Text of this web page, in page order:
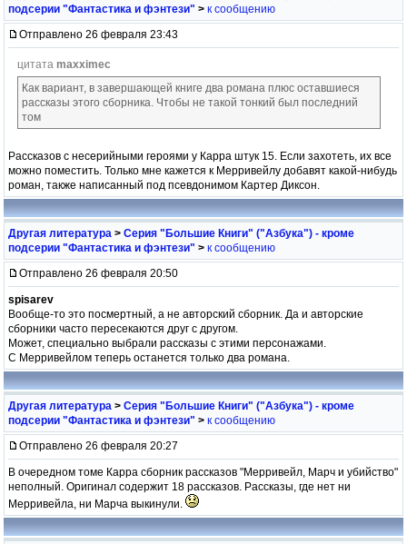
подсерии "Фантастика и фэнтези" > к сообщению
Отправлено 26 февраля 23:43
цитата maxximec
Как вариант, в завершающей книге два романа плюс оставшиеся
рассказы этого сборника. Чтобы не такой тонкий был последний
том
Рассказов с несерийными героями у Карра штук 15. Если захотеть, их все
можно поместить. Только мне кажется к Мерривейлу добавят какой-нибудь
роман, также написанный под псевдонимом Картер Диксон.
Другая литература > Серия "Большие Книги" ("Азбука") - кроме
подсерии "Фантастика и фэнтези" > к сообщению
Отправлено 26 февраля 20:50
spisarev
Вообще-то это посмертный, а не авторский сборник. Да и авторские
сборники часто пересекаются друг с другом.
Может, специально выбрали рассказы с этими персонажами.
С Мерривейлом теперь останется только два романа.
Другая литература > Серия "Большие Книги" ("Азбука") - кроме
подсерии "Фантастика и фэнтези" > к сообщению
Отправлено 26 февраля 20:27
В очередном томе Карра сборник рассказов "Мерривейл, Марч и убийство"
неполный. Оригинал содержит 18 рассказов. Рассказы, где нет ни
Мерривейла, ни Марча выкинули.